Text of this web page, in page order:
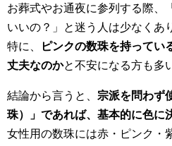
お葬式やお通夜に参列する際、
いいの？」と迷う人は少なくあ
特に、
ピンクの数珠を持ってい
丈夫なのかと不安になる方も多
結論から言うと、 宗派を問わず
珠）」であれば、基本的に色に
女性用の数珠には赤・ピンク・